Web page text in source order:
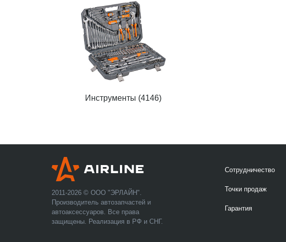
Инструменты (4146)
2011-2026 © ООО "ЭРЛАЙН".
Производитель автозапчастей и
автоаксессуаров. Все права
защищены. Реализация в РФ и СНГ.
Сотрудничество
Точки продаж
Гарантия